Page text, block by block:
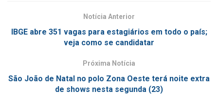
Notícia Anterior
IBGE abre 351 vagas para estagiários em todo o país;
veja como se candidatar
Próxima Notícia
São João de Natal no polo Zona Oeste terá noite extra
de shows nesta segunda (23)